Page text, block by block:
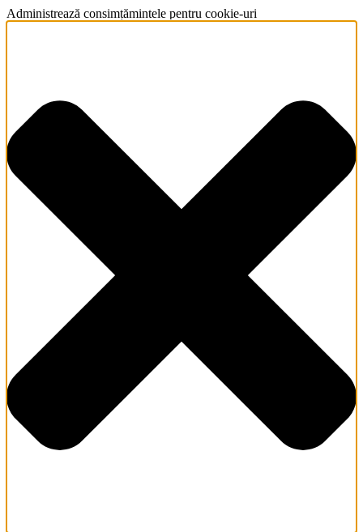
Administrează consimțămintele pentru cookie-uri